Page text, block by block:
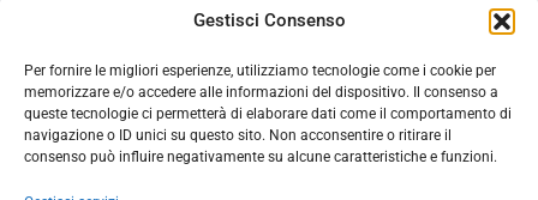
Gestisci Consenso
Per fornire le migliori esperienze, utilizziamo tecnologie come i cookie per
memorizzare e/o accedere alle informazioni del dispositivo. Il consenso a
queste tecnologie ci permetterà di elaborare dati come il comportamento di
navigazione o ID unici su questo sito. Non acconsentire o ritirare il
consenso può influire negativamente su alcune caratteristiche e funzioni.
Privacy Policy Cookie Policy
La Società ha nominato il Responsabile della Protezione dei Dati Personali (DPO), figura specializzata che vigila sulle modalità
adottate dalla nostra Società per tutelare i Suoi dati personali.
Per contattare il DPO può scrivere a